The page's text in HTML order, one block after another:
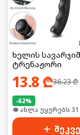
ხელის
ტრენაჟორი
13.8 ₾36.23₾
-62%
🛒 ბოლო 24სთ-ში